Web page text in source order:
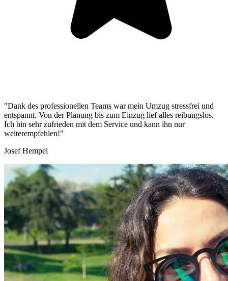
"Dank des professionellen Teams war mein Umzug stressfrei und
entspannt. Von der Planung bis zum Einzug lief alles reibungslos.
Ich bin sehr zufrieden mit dem Service und kann ihn nur
weiterempfehlen!"
Josef Hempel